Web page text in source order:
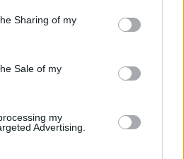
behaviour. You may click to
and its third-party tags to
purposes in below Google
Sharing of my
Sale of my
my
Advertising.